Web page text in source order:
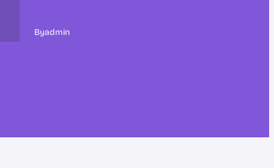
Byadmin